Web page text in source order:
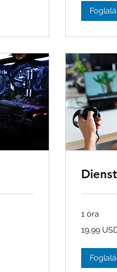
1 óra
USA-
dollár
19,99